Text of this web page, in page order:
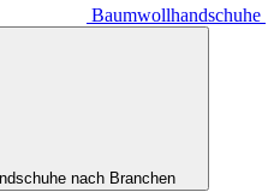
Baumwollhandschuhe
nach Branchen